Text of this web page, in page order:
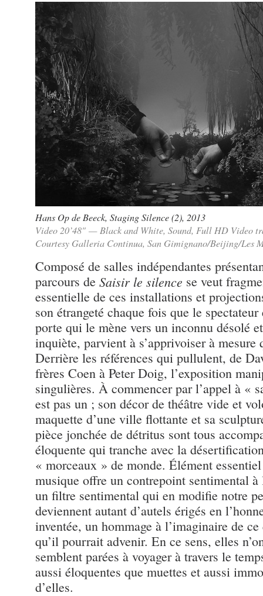
Hans Op de Beeck, Staging Silence (2), 2013
Video 20’48" — Black and White, Sound, Full HD Video
Courtesy Galleria Continua, San Gimignano/Beijing/Les
Composé de salles indépendantes
parcours de Saisir le silence se veut
essentielle de ces installations et
son étrangeté chaque fois que le
porte qui le mène vers un inconnu désolé
inquiète, parvient à s’apprivoiser à mesure
Derrière les références qui pullulent, de
frères Coen à Peter Doig, l’exposition
singulières. À commencer par l’appel à «
est pas un ; son décor de théâtre vide et
maquette d’une ville flottante et sa
pièce jonchée de détritus sont tous
éloquente qui tranche avec la
« morceaux » de monde. Élément
musique offre un contrepoint sentimental
un filtre sentimental qui en modifie notre
deviennent autant d’autels érigés en
inventée, un hommage à l’imaginaire de
qu’il pourrait advenir. En ce sens, elles
semblent parées à voyager à travers le
aussi éloquentes que muettes et aussi
d’elles.